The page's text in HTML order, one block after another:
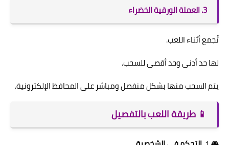
3. العملة الورقية الخضراء
تُجمع أثناء اللعب.
لها حد أدنى وحد أقصى للسحب.
يتم السحب منها بشكل منفصل ومباشر على المحافظ الإلكترونية.
📱 طريقة اللعب بالتفصيل